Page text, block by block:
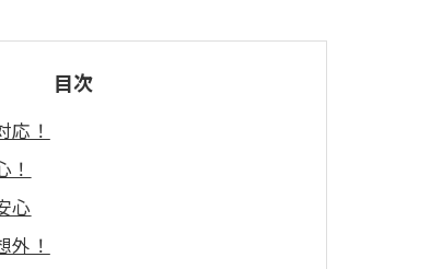
目次
応！
！
心
外！